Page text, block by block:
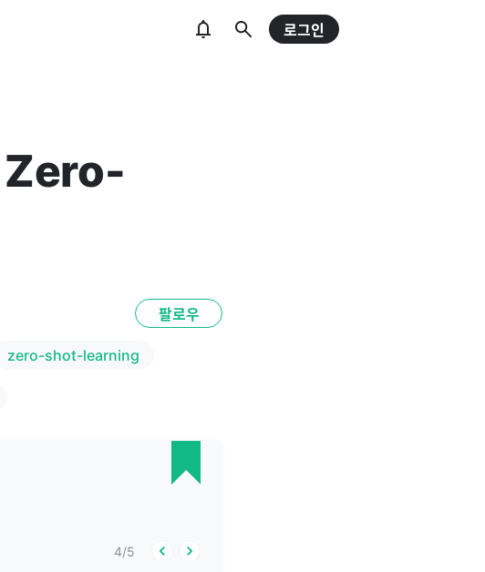
로그인
팔로우
zero-shot-learning
4/5